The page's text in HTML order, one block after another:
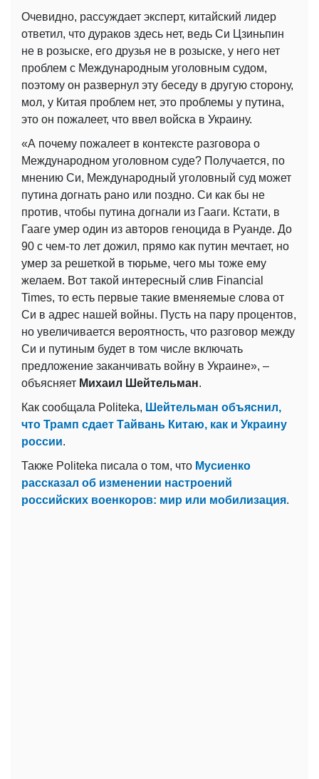
Очевидно, рассуждает эксперт, китайский лидер
ответил, что дураков здесь нет, ведь Си Цзиньпин
не в розыске, его друзья не в розыске, у него нет
проблем с Международным уголовным судом,
поэтому он развернул эту беседу в другую сторону,
мол, у Китая проблем нет, это проблемы у путина,
это он пожалеет, что ввел войска в Украину.
«А почему пожалеет в контексте разговора о
Международном уголовном суде? Получается, по
мнению Си, Международный уголовный суд может
путина догнать рано или поздно. Си как бы не
против, чтобы путина догнали из Гааги. Кстати, в
Гааге умер один из авторов геноцида в Руанде. До
90 с чем-то лет дожил, прямо как путин мечтает, но
умер за решеткой в тюрьме, чего мы тоже ему
желаем. Вот такой интересный слив Financial
Times, то есть первые такие вменяемые слова от
Cи в адрес нашей войны. Пусть на пару процентов,
но увеличивается вероятность, что разговор между
Си и путиным будет в том числе включать
предложение заканчивать войну в Украине», –
объясняет Михаил Шейтельман.
Как сообщала Politeka, Шейтельман объяснил,
что Трамп сдает Тайвань Китаю, как и Украину
россии.
Также Politeka писала о том, что Мусиенко
рассказал об изменении настроений
российских военкоров: мир или мобилизация.